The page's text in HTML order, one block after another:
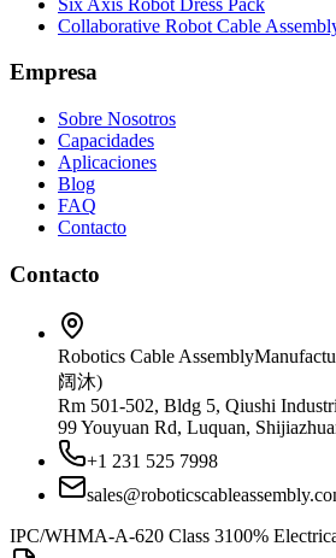
Collaborative Robot Cable
Empresa
Sobre Nosotros
Capacidades
Aplicaciones
Blog
FAQ
Contacto
Contacto
Robotics Cable Assembly
阔沐)
Rm 501-502, Bldg 5, Qiushi
99 Youyuan Rd, Luquan,
+1 231 525 7998
IPC/WHMA-A-620 Class 3100%